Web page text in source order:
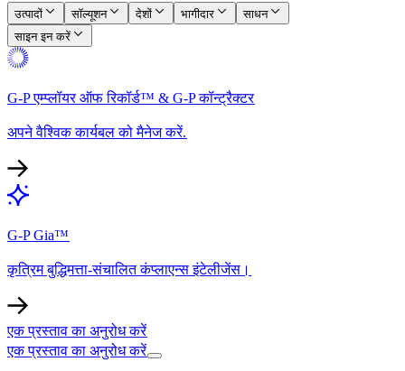
उत्पादों​​ सॉल्यूशन​​ देशों​​ भागीदार​​
साधन​​
साइन इन करें​​
G-P एम्प्लॉयर ऑफ रिकॉर्ड™ & G-P कॉन्ट्रैक्टर​​
अपने वैश्विक कार्यबल को मैनेज करें.​​
G-P Gia™​​
कृत्रिम बुद्धिमत्ता-संचालित कंप्लाएन्स इंटेलीजेंस।​​
एक प्रस्ताव का अनुरोध करें​​
एक प्रस्ताव का अनुरोध करें​​